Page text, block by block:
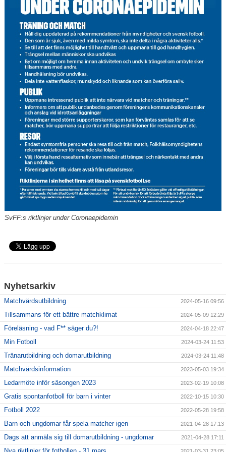
Kontakt
SvFF:s riktlinjer under Coronaepidemin
Nyhetsarkiv
Matchvärdsutbildning 2024-05-16 09:56
Tillsammans för ett bättre matchklimat 2024-05-09 12:29
Föreläsning - vad F** säger du?! 2024-04-18 22:47
Min Fotboll 2024-03-24 11:53
Tränarutbildning och domarutbildning 2024-03-24 11:48
Matchvärdsinformation 2023-05-03 19:34
Ledarmöte inför säsongen 2023 2023-02-19 10:08
Gratis spontanfotboll för barn i vinter 2022-10-15 10:30
Fotboll 2022 2022-05-28 19:58
Barn och ungdomar får spela matcher igen 2021-04-28 17:13
Dags att anmäla sig till domarutbildning - ungdomar 2021-04-28 17:11